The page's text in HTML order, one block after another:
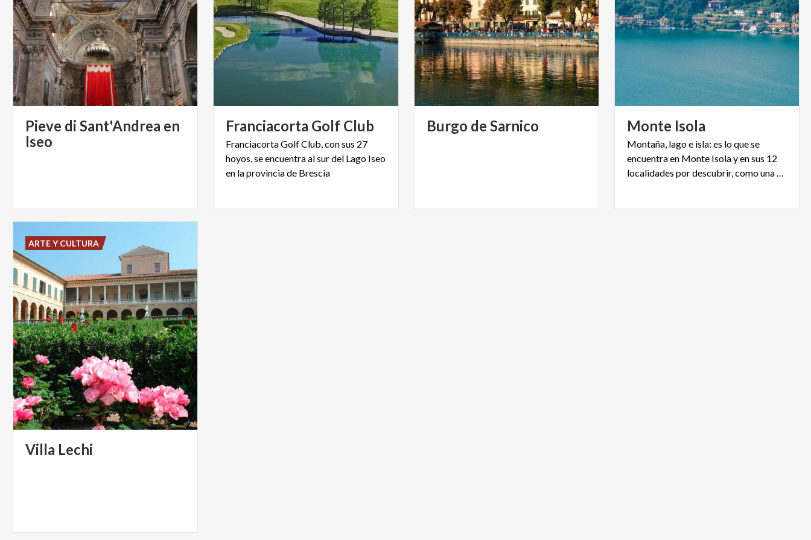
Pieve di Sant'Andrea en
Iseo
Franciacorta Golf Club
Franciacorta Golf Club, con sus 27
hoyos, se encuentra al sur del Lago Iseo
en la provincia de Brescia
Burgo de Sarnico Monte Isola
Montaña, lago e isla: es lo que se
encuentra en Monte Isola y en sus 12
Villa Lechi
ARTE Y CULTURA